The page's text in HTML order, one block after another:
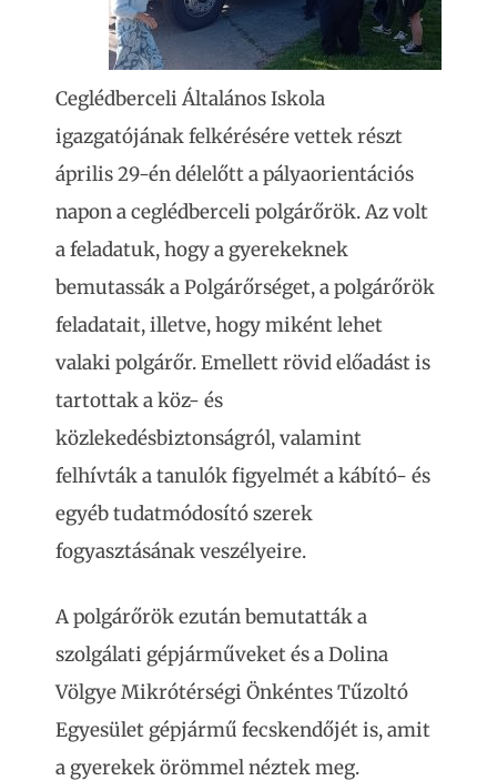
Ceglédberceli Általános Iskola
igazgatójának felkérésére vettek részt
április 29-én délelőtt a pályaorientációs
napon a ceglédberceli polgárőrök. Az volt
a feladatuk, hogy a gyerekeknek
bemutassák a Polgárőrséget, a polgárőrök
feladatait, illetve, hogy miként lehet
valaki polgárőr. Emellett rövid előadást is
tartottak a köz- és
közlekedésbiztonságról, valamint
felhívták a tanulók figyelmét a kábító- és
egyéb tudatmódosító szerek
fogyasztásának veszélyeire.
A polgárőrök ezután bemutatták a
szolgálati gépjárműveket és a Dolina
Völgye Mikrótérségi Önkéntes Tűzoltó
Egyesület gépjármű fecskendőjét is, amit
a gyerekek örömmel néztek meg.